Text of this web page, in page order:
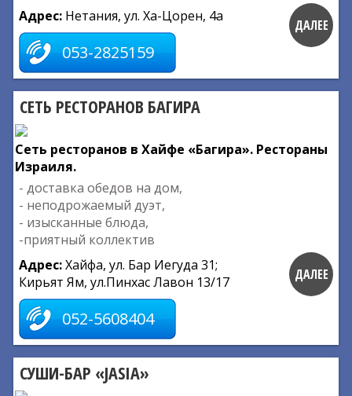
Адрес: Нетания, ул. Ха-Цорен, 4а
053-2825159
ДАЛЕЕ
СЕТЬ РЕСТОРАНОВ БАГИРА
Сеть ресторанов в Хайфе «Багира». Рестораны
Израиля.
- доставка обедов на дом,
- неподрожаемый дуэт,
- изысканные блюда,
-приятный коллектив
Адрес:Хайфа, ул. Бар Иегуда 31;
Кирьят Ям, ул.Пинхас Лавон 13/17
052-5608404
ДАЛЕЕ
СУШИ-БАР «JASIA»